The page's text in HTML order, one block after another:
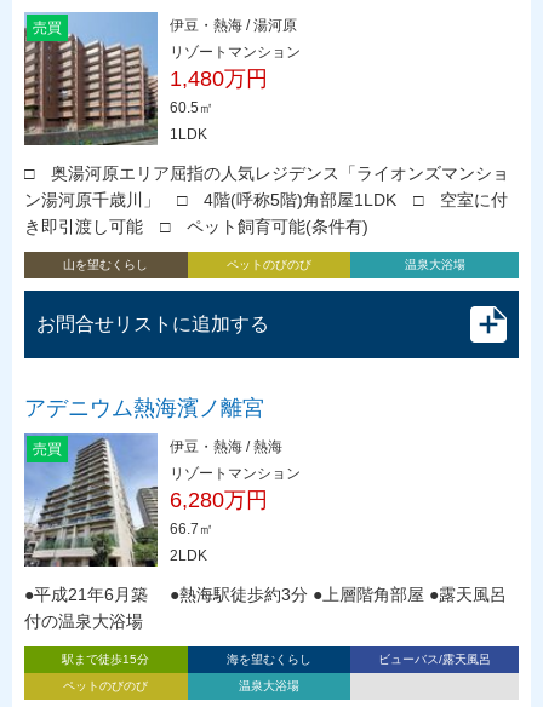
売買
伊豆・熱海 / 湯河原
リゾートマンション
1,480万円
60.5㎡
1LDK
□ 奥湯河原エリア屈指の人気レジデンス「ライオンズマンショ
ン湯河原千歳川」 □ 4階(呼称5階)角部屋1LDK □ 空室に付
き即引渡し可能 □ ペット飼育可能(条件有)
山を望むくらし ペットのびのび 温泉大浴場
お問合せリストに追加する
アデニウム熱海濱ノ離宮
売買
伊豆・熱海 / 熱海
リゾートマンション
6,280万円
66.7㎡
2LDK
●平成21年6月築 ●熱海駅徒歩約3分 ●上層階角部屋 ●露天風呂
付の温泉大浴場
駅まで徒歩15分 海を望むくらし
ビューバス/露天風呂
ペットのびのび
温泉大浴場